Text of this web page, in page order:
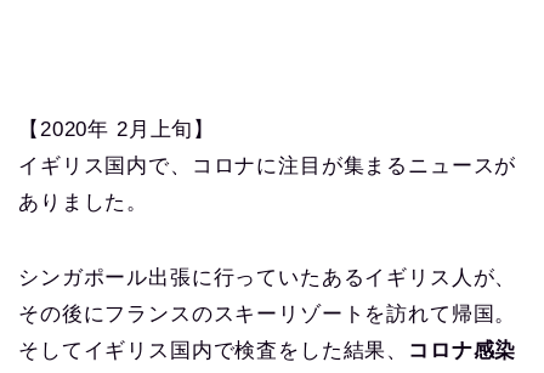
【2020年 2月上旬】
イギリス国内で、コロナに注目が集まるニュースが
ありました。
シンガポール出張に行っていたあるイギリス人が、
その後にフランスのスキーリゾートを訪れて帰国。
そしてイギリス国内で検査をした結果、 コロナ感染